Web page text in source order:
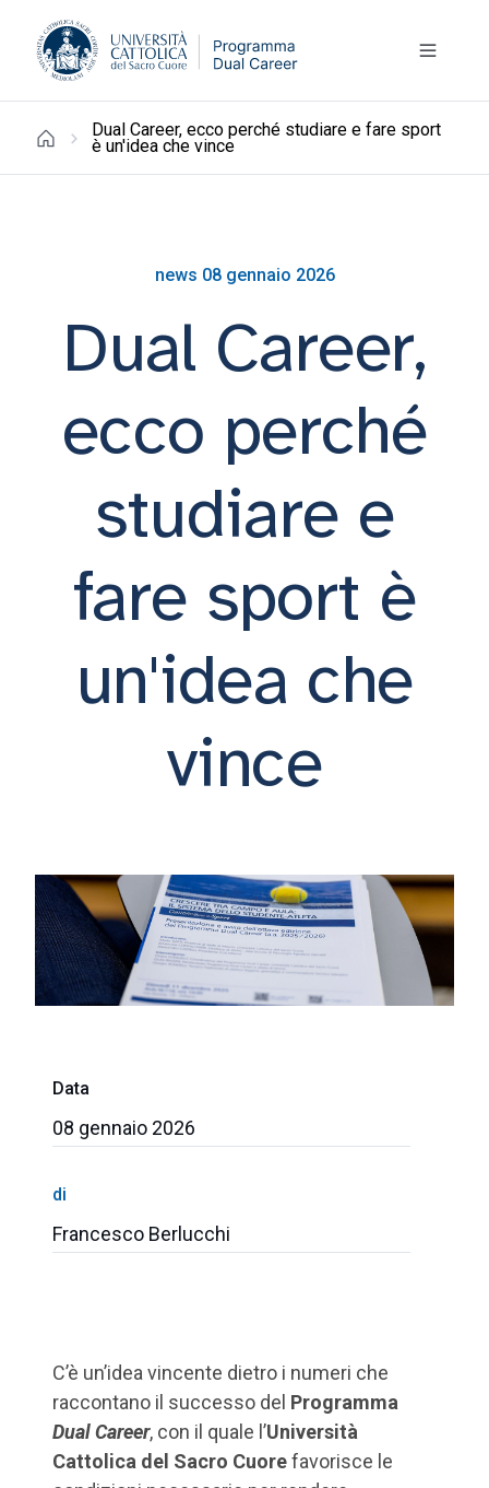
Dual Career, ecco perché studiare e fare sport
è un'idea che vince
news 08 gennaio 2026
Dual Career,
ecco perché
studiare e
fare sport è
un'idea che
vince
Data
08 gennaio 2026
di
Francesco Berlucchi
C’è un’idea vincente dietro i numeri che
raccontano il successo del Programma
Dual Career, con il quale l’Università
Cattolica del Sacro Cuorefavorisce le